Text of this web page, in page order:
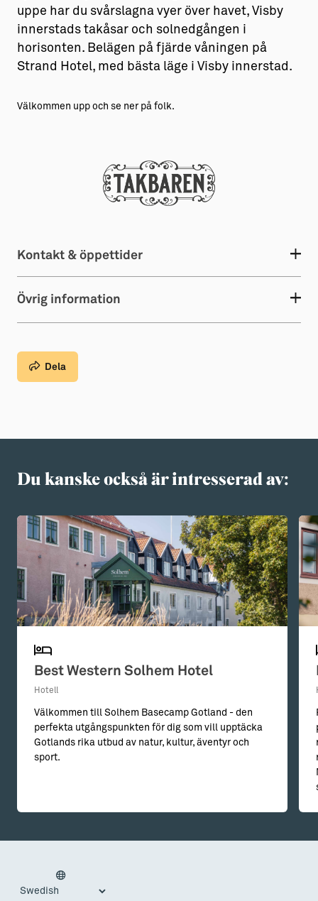
uppe har du svårslagna vyer över havet, Visby
innerstads takåsar och solnedgången i
horisonten. Belägen på fjärde våningen på
Strand Hotel, med bästa läge i Visby innerstad.
Välkommen upp och se ner på folk.
Kontakt & öppettider
Övrig information
Dela
Du kanske också är intresserad av:
Best Western Solhem Hotel
Hotell
Välkommen till Solhem Basecamp Gotland - den
perfekta utgångspunkten för dig som vill upptäcka
Gotlands rika utbud av natur, kultur, äventyr och
sport.